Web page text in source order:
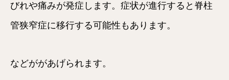
びれや痛みが発症します。症状が進行すると脊柱
管狭窄症に移行する可能性もあります。
などががあげられます。